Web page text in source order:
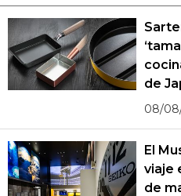
de
08/
El
viaje
de